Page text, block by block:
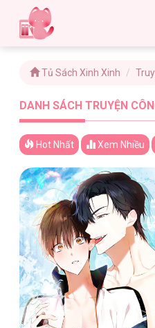
Tủ Sách Xinh Xinh
DANH SÁCH TRUYỆN
Hot Nhất Xem Nhiều